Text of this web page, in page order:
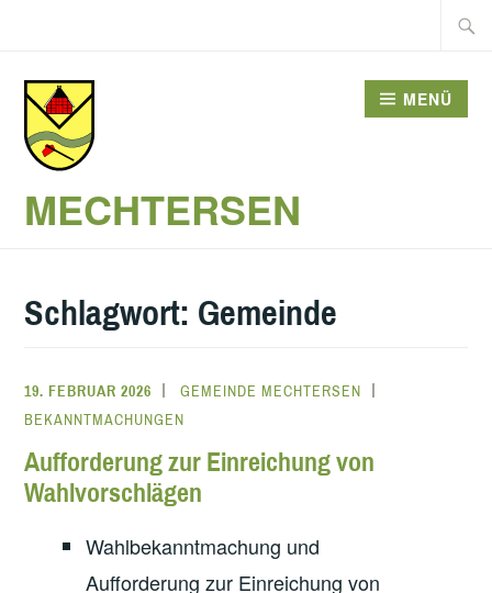
springen
Suche
MECHTERSEN
MENÜ
Schlagwort: Gemeinde
19. FEBRUAR 2026
GEMEINDE MECHTERSEN
BEKANNTMACHUNGEN
Aufforderung zur Einreichung von
Wahlvorschlägen
Wahlbekanntmachung und
Aufforderung zur Einreichung von